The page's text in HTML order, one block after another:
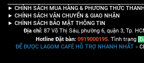
► CHÍNH SÁCH MUA HÀNG & PHƯƠNG THỨC
► CHÍNH SÁCH VẬN CHUYỂN & GIAO NHẬN
► CHÍNH SÁCH BẢO MẬT THÔNG TIN
Địa chỉ: 87 Võ Thị Sáu, phường 6, quận 3, Tp.
Hotline Đặt bàn: 0919000195. Tình trạng
ĐỂ ĐƯỢC LAGOM CAFÉ HỖ TRỢ NHANH NHẤT »